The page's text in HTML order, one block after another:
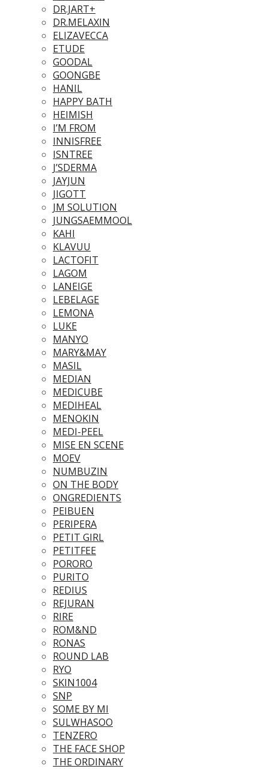
DR.JART+
DR.MELAXIN
ELIZAVECCA
ETUDE
GOODAL
GOONGBE
HANIL
HAPPY BATH
HEIMISH
I’M FROM
INNISFREE
ISNTREE
J’SDERMA
JAYJUN
JIGOTT
JM SOLUTION
JUNGSAEMMOOL
KAHI
KLAVUU
LACTOFIT
LAGOM
LANEIGE
LEBELAGE
LEMONA
LUKE
MANYO
MARY&MAY
MASIL
MEDIAN
MEDICUBE
MEDIHEAL
MENOKIN
MEDI-PEEL
MISE EN SCENE
MOEV
NUMBUZIN
ON THE BODY
ONGREDIENTS
PEIBUEN
PERIPERA
PETIT GIRL
PETITFEE
PORORO
PURITO
REDIUS
REJURAN
RIRE
ROM&ND
RONAS
ROUND LAB
RYO
SKIN1004
SNP
SOME BY MI
SULWHASOO
TENZERO
THE FACE SHOP
THE ORDINARY